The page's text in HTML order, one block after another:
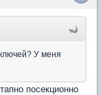
У меня
посекционно